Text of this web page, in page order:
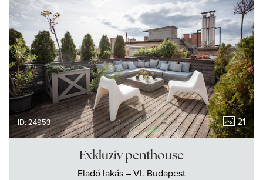
ID: 24953 21
Exkluzív penthouse
Eladó lakás– VI. Budapest